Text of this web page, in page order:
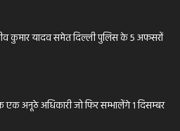
कुमार यादव समेत दिल्ली पुलिस के 5 अफसरों
अनूठे अधिकारी जो फिर सम्भालेंगे 1 दिसम्बर